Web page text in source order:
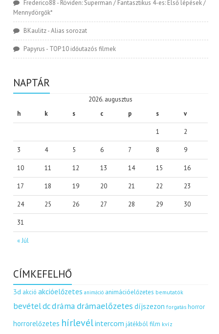
Frederico88 - Röviden: Superman / Fantasztikus 4-es: Első lépések /
Mennydörgők*
BKaulitz-Alias sorozat
Papyrus - TOP 10 időutazós filmek
NAPTÁR
2026. augusztus
h
k s c p s v
« Júl
1 2
3 4 5 6 7 8 9
10 11 12 13 14 15 16
17 18 19 20 21 22 23
24 25 26 27 28 29 30
31
CÍMKEFELHŐ
3d akció akcióelőzetes animáció animációelőzetes bemutatók
bevételdcdráma drámaelőzetes díjszezon forgatás horror
horrorelőzetes hírlevélintercom játékból film kvíz